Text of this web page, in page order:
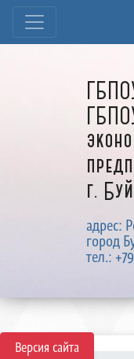
Версия сайта
г.
адрес:
город
тел.: